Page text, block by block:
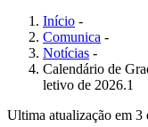
Início -
Comunica -
Notícias -
Calendário de
letivo de 2026.1
Ultima atualização em 3